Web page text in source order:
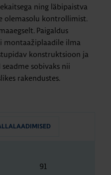
ning läbipaistva
olemasolu kontrollimist.
Paigaldus
ilma
konstruktsioon ja
sobivaks nii
rakendustes.
91